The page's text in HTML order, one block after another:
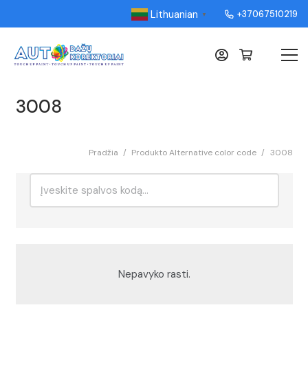
Lithuanian ▼ +37067510219
3008
Pradžia / Produkto Alternative color code / 3008
Nepavyko rasti.